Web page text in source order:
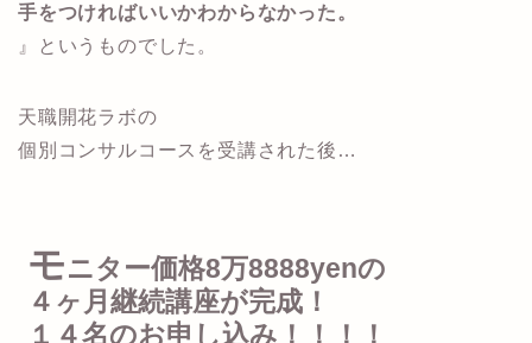
手をつければいいかわからなかった。
』というものでした。
天職開花ラボの
個別コンサルコースを受講された後…
モニター価格8万8888yenの
４ヶ月継続講座が完成！
１４名のお申し込み！！！！